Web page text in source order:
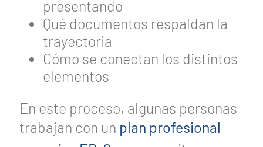
presentando
Qué documentos respaldan la
trayectoria
Cómo se conectan los distintos
elementos
En este proceso, algunas personas
trabajan con un plan profesional